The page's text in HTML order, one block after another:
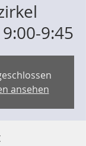
9:45
ansehen